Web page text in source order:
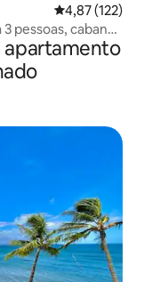
4,87 de uma
4,87 (122)
pessoas, cabana
apartamento